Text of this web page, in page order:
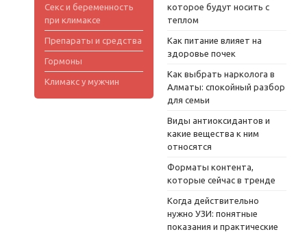
Секс и беременность
при климаксе
Препараты и средства
Гормоны
Климакс у мужчин
которое будут носить с
теплом
Как питание влияет на
здоровье почек
Как выбрать нарколога в
Алматы: спокойный разбор
для семьи
Виды антиоксидантов и
какие вещества к ним
относятся
Форматы контента,
которые сейчас в тренде
Когда действительно
нужно УЗИ: понятные
показания и практические